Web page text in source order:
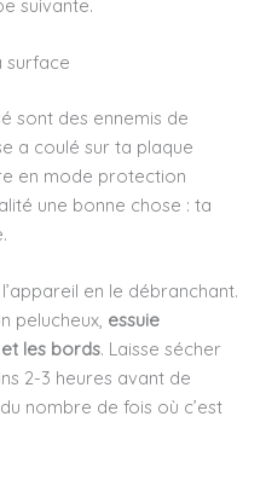
suivante.
surface
sont des ennemis de
a coulé sur ta plaque
en mode protection
une bonne chose : ta
en le débranchant.
pelucheux, essuie
les bords. Laisse sécher
2-3 heures avant de
nombre de fois où c’est